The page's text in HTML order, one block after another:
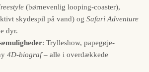
(børnevenlig looping-coaster),
skydespil på vand) og Safari Adventure
dyr.
: Trylleshow, papegøje-
4D-biograf– alle i overdækkede